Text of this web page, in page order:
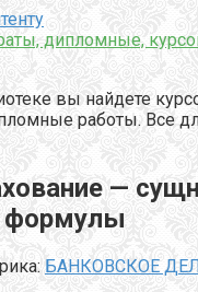
дипломные,
вы найдете
работы. Все
—
формулы
БАНКОВСКОЕ